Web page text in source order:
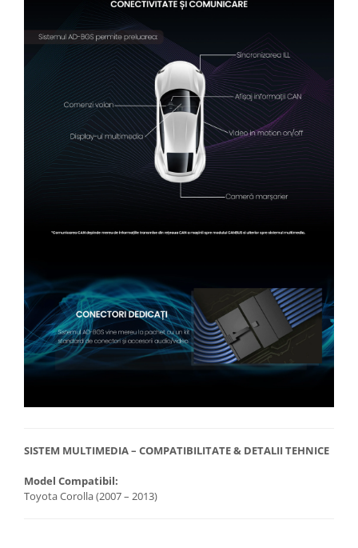
SISTEM MULTIMEDIA – COMPATIBILITATE & DETALII TEHNICE
Model Compatibil:
Toyota Corolla (2007 – 2013)